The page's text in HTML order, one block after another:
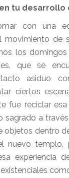
tu desarrollo
con una
movimiento de
los
que se
asiduo
ciertos
fue reciclar esa
sagrado a
objetos dentro
nuevo templo,
experiencia